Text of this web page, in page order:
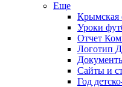
Еще
Крымская
Уроки
Отчет
Логотип
Сайты и
Год